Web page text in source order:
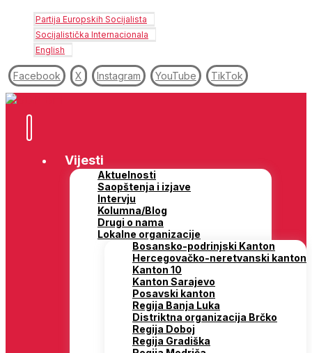
Partija Europskih Socijalista
Socijalistička Internacionala
English
Facebook X Instagram YouTube TikTok
Vijesti
Aktuelnosti
Saopštenja i izjave
Intervju
Kolumna/Blog
Drugi o nama
Lokalne organizacije
Bosansko-podrinjski Kanton
Hercegovačko-neretvanski kanton
Kanton 10
Kanton Sarajevo
Posavski kanton
Regija Banja Luka
Distriktna organizacija Brčko
Regija Doboj
Regija Gradiška